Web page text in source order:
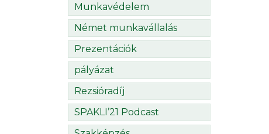
Munkavédelem
Német munkavállalás
Prezentációk
pályázat
Rezsióradíj
SPAKLI’21 Podcast